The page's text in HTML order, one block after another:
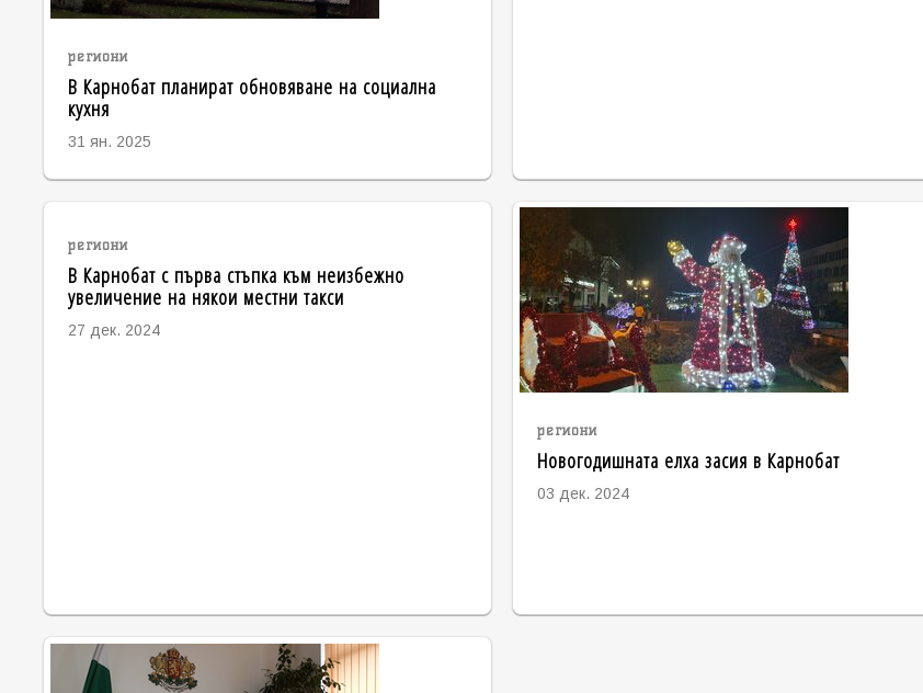
региони
В Карнобат планират обновяване на социална
кухня
31 ян. 2025
региони
В Карнобат с първа стъпка към неизбежно
увеличение на някои местни такси
27 дек. 2024
региони
Новогодишната елха засия в Карнобат
03 дек. 2024